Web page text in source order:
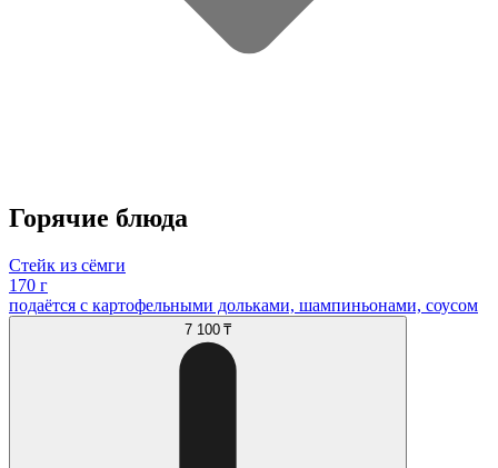
Горячие блюда
Стейк из сёмги
170 г
подаётся с картофельными дольками, шампиньонами, соусом
7 100 ₸